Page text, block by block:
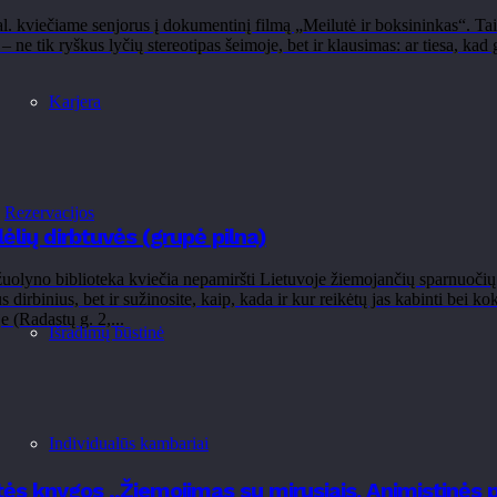
Karjera
Rezervacijos
Išradimų būstinė
Individualūs kambariai
kviečiame senjorus į dokumentinį filmą „Meilutė ir boksininkas“.
– ne tik ryškus lyčių stereotipas šeimoje, bet ir klausimas: ar tiesa,
dirbtuvės (grupė pilna)
biblioteka kviečia nepamiršti Lietuvoje žiemojančių
dirbinius, bet ir sužinosite, kaip, kada ir kur reikėtų jas kabinti bei
(Radastų g. 2,...
knygos „Žiemojimas su mirusiais. Animistinės